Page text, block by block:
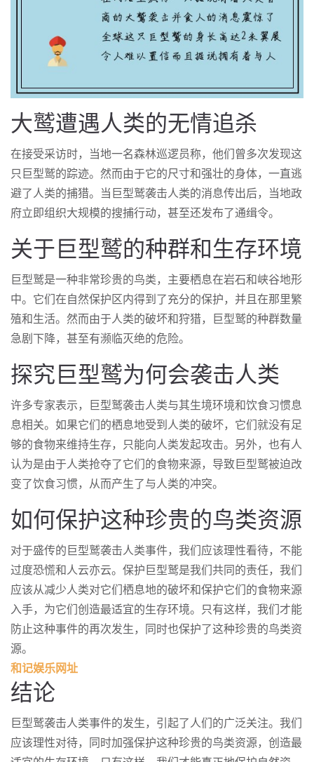
大鹫遭遇人类的无情追杀
在接受采访时，当地一名森林巡逻员称，他们曾多次发现这
只巨型鹫的踪迹。然而由于它的尺寸和强壮的身体，一直逃
避了人类的捕猎。当巨型鹫袭击人类的消息传出后，当地政
府立即组织大规模的搜捕行动，甚至还发布了通缉令。
关于巨型鹫的种群和生存环境
巨型鹫是一种非常珍贵的鸟类，主要栖息在岩石和峡谷地形
中。它们在自然保护区内得到了充分的保护，并且在那里繁
殖和生活。然而由于人类的破坏和狩猎，巨型鹫的种群数量
急剧下降，甚至有濒临灭绝的危险。
探究巨型鹫为何会袭击人类
许多专家表示，巨型鹫袭击人类与其生境环境和饮食习惯息
息相关。如果它们的栖息地受到人类的破坏，它们就没有足
够的食物来维持生存，只能向人类发起攻击。另外，也有人
认为是由于人类抢夺了它们的食物来源，导致巨型鹫被迫改
变了饮食习惯，从而产生了与人类的冲突。
如何保护这种珍贵的鸟类资源
对于盛传的巨型鹫袭击人类事件，我们应该理性看待，不能
过度恐慌和人云亦云。保护巨型鹫是我们共同的责任，我们
应该从减少人类对它们栖息地的破坏和保护它们的食物来源
入手，为它们创造最适宜的生存环境。只有这样，我们才能
防止这种事件的再次发生，同时也保护了这种珍贵的鸟类资
源。
和记娱乐网址
结论
巨型鹫袭击人类事件的发生，引起了人们的广泛关注。我们
应该理性对待，同时加强保护这种珍贵的鸟类资源，创造最